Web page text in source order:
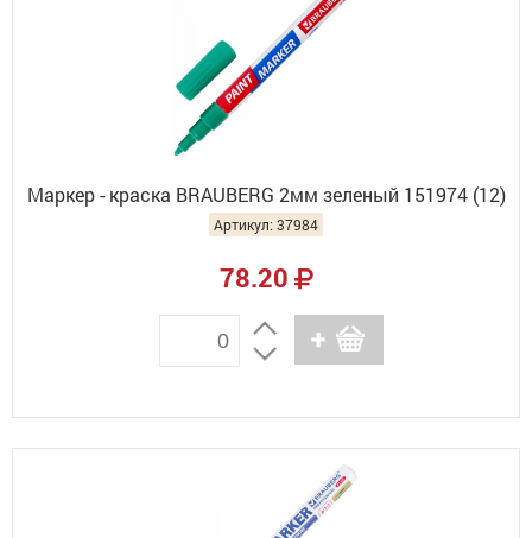
Маркер - краска BRAUBERG 2мм зеленый 151974 (12)
Артикул: 37984
78.20